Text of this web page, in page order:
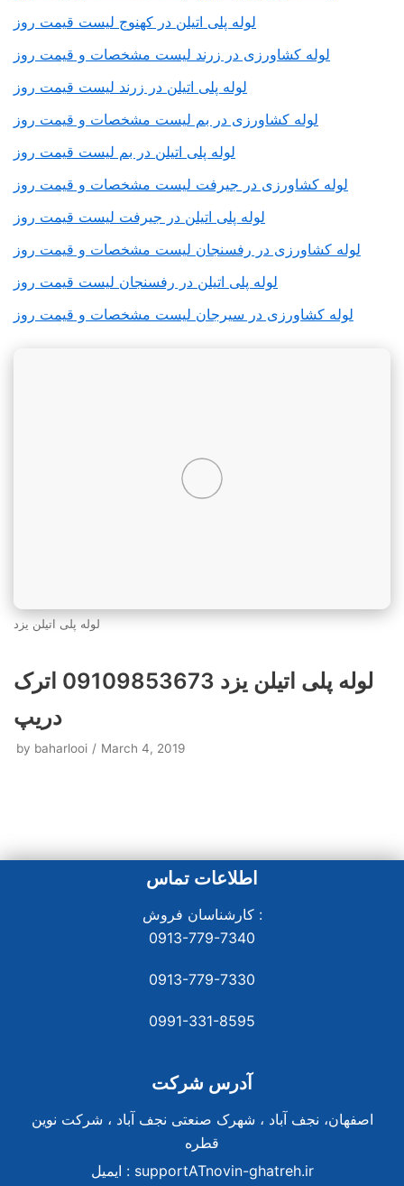
لوله پلی اتیلن در کهنوج لیست قیمت روز
لوله کشاورزی در زرند لیست مشخصات و قیمت روز
لوله پلی اتیلن در زرند لیست قیمت روز
لوله کشاورزی در بم لیست مشخصات و قیمت روز
لوله پلی اتیلن در بم لیست قیمت روز
لوله کشاورزی در جیرفت لیست مشخصات و قیمت روز
لوله پلی اتیلن در جیرفت لیست قیمت روز
لوله کشاورزی در رفسنجان لیست مشخصات و قیمت روز
لوله پلی اتیلن در رفسنجان لیست قیمت روز
لوله کشاورزی در سیرجان لیست مشخصات و قیمت روز
لوله پلی اتیلن یزد
لوله پلی اتیلن یزد 09109853673 اترک
دریپ
by baharlooi March 4, 2019
اطلاعات تماس
کارشناسان فروش :
0913-779-7340
0913-779-7330
0991-331-8595
آدرس شرکت
اصفهان، نجف آباد ، شهرک صنعتی نجف آباد ، شرکت نوین
قطره
ایمیل : supportATnovin-ghatreh.ir